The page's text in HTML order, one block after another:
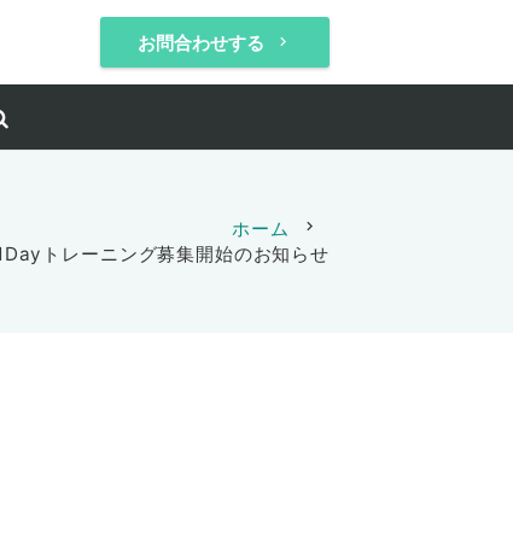
お問合わせする keyboard_arrow_right
ホーム chevron_right
トレーニング募集開始のお知らせ